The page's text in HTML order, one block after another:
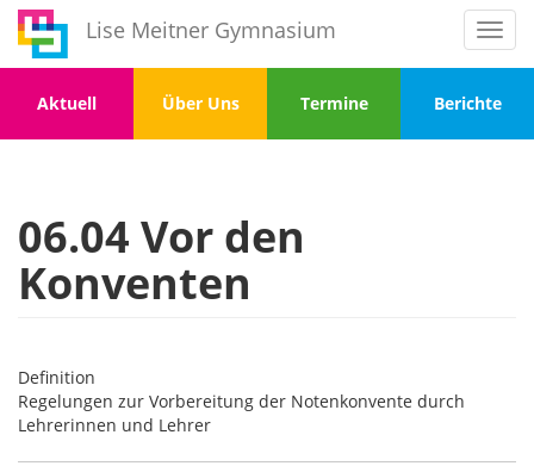
Direkt
zum
Inhalt
Lise Meitner Gymnasium
Menu
1
Aktuell
Menu
2
Über Uns
Menu
3
Termine
Menu
4
Berichte
06.04 Vor den
Konventen
Definition
Regelungen zur Vorbereitung der Notenkonvente durch
Lehrerinnen und Lehrer